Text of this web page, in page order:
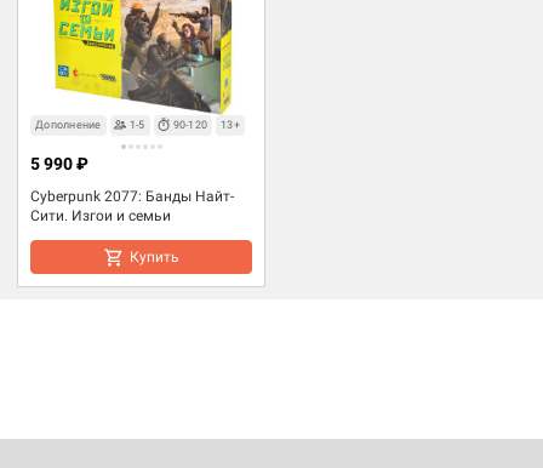
Дополнение 1-5 90-120 13+
Cyberpunk 2077: Банды Найт-
Сити. Изгои и семьи
5 990 ₽
Купить